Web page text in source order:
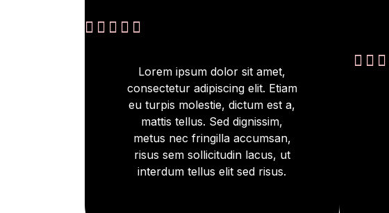
    
Lorem ipsum dolor sit amet,
consectetur adipiscing elit. Etiam
eu turpis molestie, dictum est a,
mattis tellus. Sed dignissim,
metus nec fringilla accumsan,
risus sem sollicitudin lacus, ut
interdum tellus elit sed risus.
  